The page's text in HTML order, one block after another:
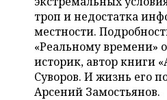
ВОЛЕЙБОЛ
КИБЕРСПОРТ
ФИГУРНОЕ КАТАНИЕ
ИСТОРИЯ
КУЛЬТУРА
МЕДИЦИНА
СПИСОК ПЕРСОН
СПИСОК КОМПАНИЙ
ПОЛНАЯ ВЕРСИЯ
троп и недостатка
местности.
«Реальному времени»
историк, автор книги
Суворов. И жизнь его
Арсений Замостьянов.